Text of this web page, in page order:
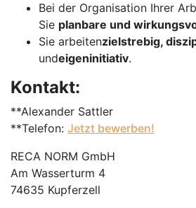
Bei der Organisation Ihrer
Sie planbare und
Sie arbeitenzielstrebig,
undeigeninitiativ.
Kontakt:
**Alexander Sattler
**Telefon: Jetzt bewerben!
RECA NORM GmbH
Am Wasserturm 4
74635 Kupferzell